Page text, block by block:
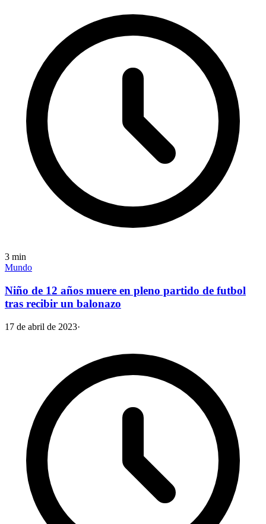
3 min
Mundo
Niño de 12 años muere en pleno partido de futbol
tras recibir un balonazo
17 de abril de 2023·